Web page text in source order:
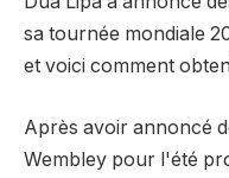
sa tournée mondiale
et voici comment
Après avoir annoncé
Wembley pour l'été